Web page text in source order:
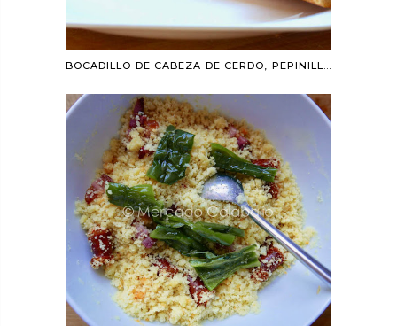
BOCADILLO DE CABEZA DE CERDO, PEPINILLOS, CEBOLLA ESCALDADA Y DIJONESA